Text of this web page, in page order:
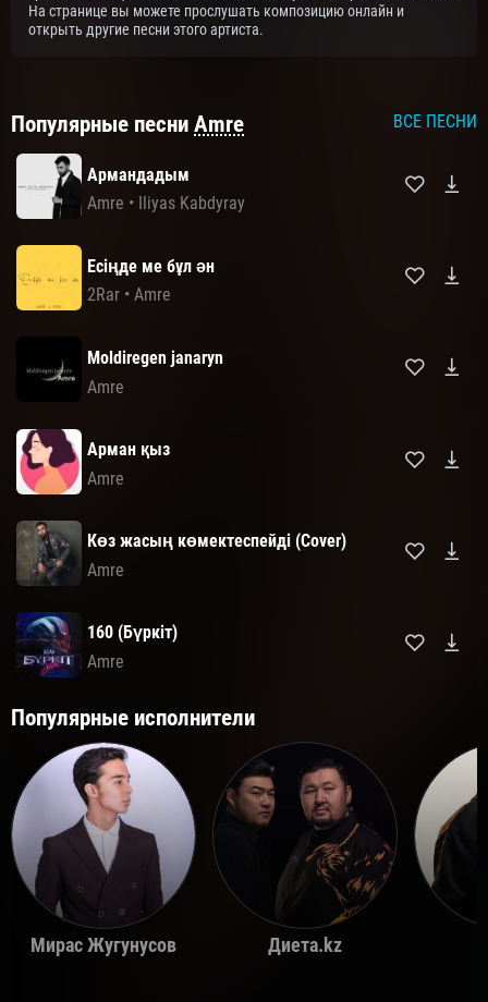
На странице вы можете прослушать композицию онлайн и
открыть другие песни этого артиста.
Популярные песни Amre ВСЕ ПЕСНИ
Армандадым
Amre • Iliyas Kabdyray
Есіңде ме бұл ән
2Rar • Amre
Moldiregen janaryn
Amre
Арман қыз
Amre
Көз жасың көмектеспейді (Cover)
Amre
160 (Бүркіт)
Amre
Популярные исполнители
Мирас Жугунусов Диета.kz